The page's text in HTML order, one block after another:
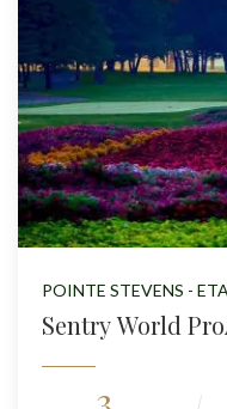
POINTE STEVENS -
Sentry World